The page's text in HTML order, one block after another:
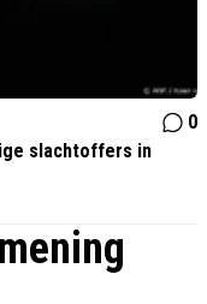
0
slachtoffers in